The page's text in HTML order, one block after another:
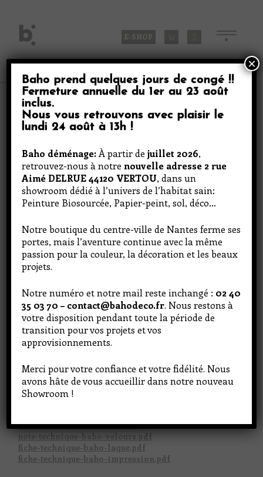
content
E-SHOP
Produits
Bleu marine
note-technique-baho-mat.pdf
note-technique-baho-velours.pdf
fiche-technique-baho-laque.pdf
fiche-technique-baho-impression.pdf
Baho prend quelques jours de congé !!
Fermeture annuelle du1er au 23 août
inclus.
Nous vous retrouvons avec plaisir le
lundi 24 août à 13h !
Baho déménage: À partir dejuillet 2026,
retrouvez-nous à notre nouvelle adresse 2 rue
Aimé DELRUE 44120 VERTOU, dans un
showroom dédié à l’univers de l’habitat sain:
Peinture Biosourcée, Papier-peint, sol, déco…
Notre boutique du centre-ville de Nantes ferme ses
portes, mais l’aventure continue avec la même
passion pour la couleur, la décoration et les beaux
projets.
Notre numéro et notre mail reste inchangé : 02 40
35 03 70 – contact@bahodeco.fr. Nous restons à
votre disposition pendant toute la période de
transition pour vos projets et vos
approvisionnements.
Merci pour votre confiance et votre fidélité. Nous
avons hâte de vous accueillir dans notre nouveau
Showroom !
×